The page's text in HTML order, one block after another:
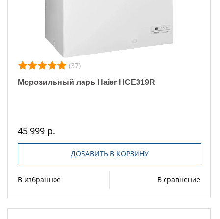
(37)
Морозильный ларь Haier HCE319R
45 999 р.
ДОБАВИТЬ В КОРЗИНУ
В избранное В сравнение